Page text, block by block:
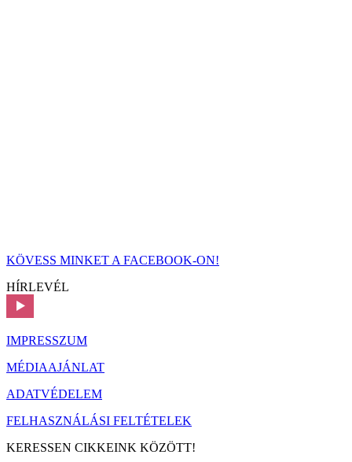
KÖVESS MINKET A FACEBOOK-ON!
HÍRLEVÉL
IMPRESSZUM
MÉDIAAJÁNLAT
ADATVÉDELEM
FELHASZNÁLÁSI FELTÉTELEK
KERESSEN CIKKEINK KÖZÖTT!